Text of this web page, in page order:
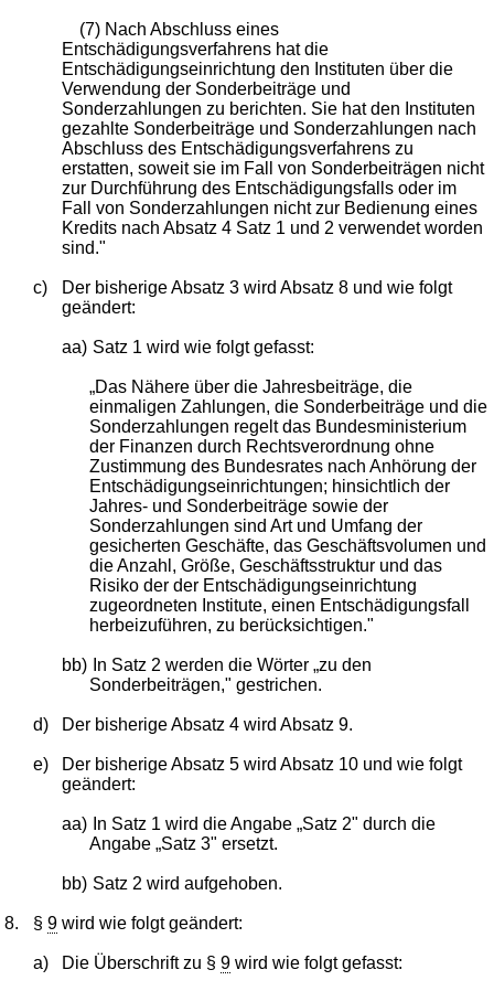
(7) Nach Abschluss eines
Entschädigungsverfahrens hat die
Entschädigungseinrichtung den Instituten über die
Verwendung der Sonderbeiträge und
Sonderzahlungen zu berichten. Sie hat den Instituten
gezahlte Sonderbeiträge und Sonderzahlungen nach
Abschluss des Entschädigungsverfahrens zu
erstatten, soweit sie im Fall von Sonderbeiträgen nicht
zur Durchführung des Entschädigungsfalls oder im
Fall von Sonderzahlungen nicht zur Bedienung eines
Kredits nach Absatz 4 Satz 1 und 2 verwendet worden
sind."
c)
Der bisherige Absatz 3 wird Absatz 8 und wie folgt
geändert:
aa) Satz 1 wird wie folgt gefasst:
„Das Nähere über die Jahresbeiträge, die
einmaligen Zahlungen, die Sonderbeiträge und die
Sonderzahlungen regelt das Bundesministerium
der Finanzen durch Rechtsverordnung ohne
Zustimmung des Bundesrates nach Anhörung der
Entschädigungseinrichtungen; hinsichtlich der
Jahres- und Sonderbeiträge sowie der
Sonderzahlungen sind Art und Umfang der
gesicherten Geschäfte, das Geschäftsvolumen und
die Anzahl, Größe, Geschäftsstruktur und das
Risiko der der Entschädigungseinrichtung
zugeordneten Institute, einen Entschädigungsfall
herbeizuführen, zu berücksichtigen."
bb)
In Satz 2 werden die Wörter „zu den
Sonderbeiträgen," gestrichen.
d) Der bisherige Absatz 4 wird Absatz 9.
e)
Der bisherige Absatz 5 wird Absatz 10 und wie folgt
geändert:
aa)
In Satz 1 wird die Angabe „Satz 2" durch die
Angabe „Satz 3" ersetzt.
bb) Satz 2 wird aufgehoben.
8. §9 wird wie folgt geändert:
a) Die Überschrift zu § 9wird wie folgt gefasst: